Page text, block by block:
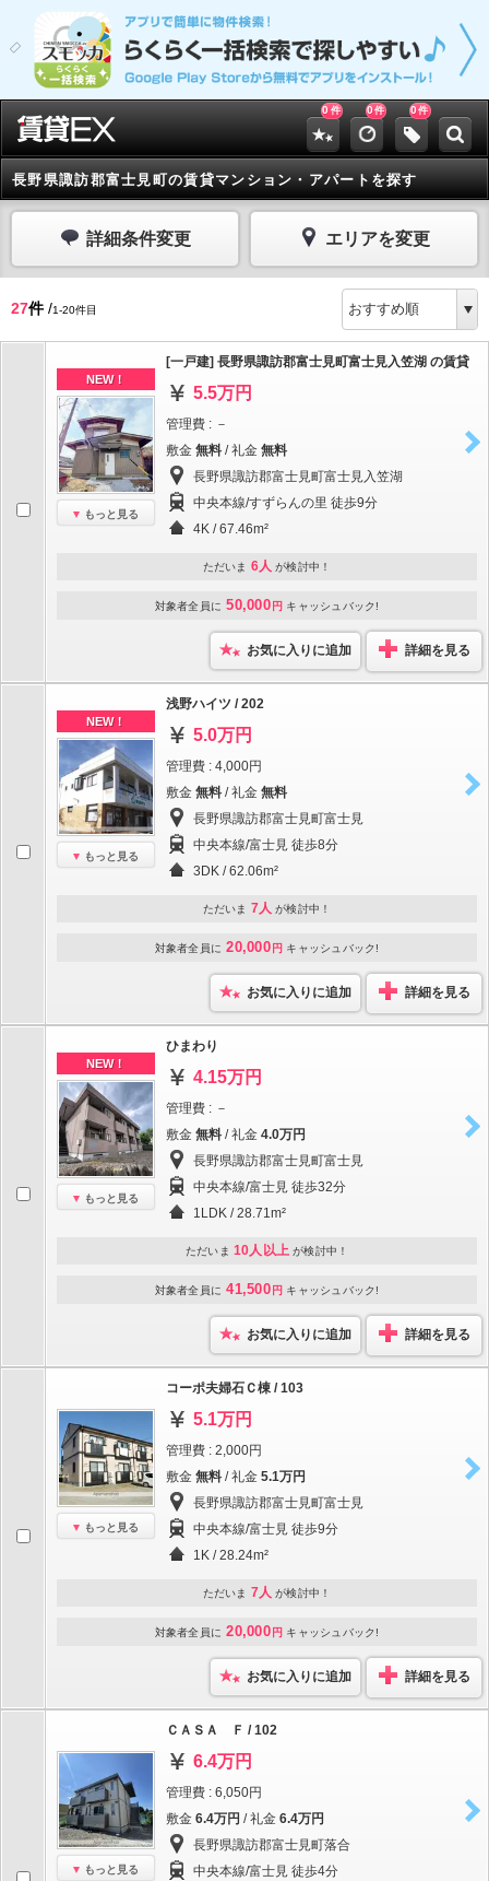
0 件 0件 0件
長野県諏訪郡富士見町の賃貸マンション・アパートを探す
詳細条件変更 エリアを変更
27件/1-20件目
NEW！
もっと見る
[一戸建] 長野県諏訪郡富士見町富士見入笠湖 の賃貸
5.5万円
管理費 : －
敷金 無料 / 礼金 無料
長野県諏訪郡富士見町富士見入笠湖
中央本線/すずらんの里 徒歩9分
4K / 67.46m²
ただいま 6人 が検討中！
対象者全員に 50,000 円 キャッシュバック!
お気に入りに追加 詳細を見る
NEW！
もっと見る
浅野ハイツ / 202
5.0万円
管理費 : 4,000円
敷金 無料 / 礼金 無料
長野県諏訪郡富士見町富士見
中央本線/富士見 徒歩8分
3DK / 62.06m²
ただいま 7人 が検討中！
対象者全員に 20,000 円 キャッシュバック!
お気に入りに追加 詳細を見る
NEW！
もっと見る
ひまわり
4.15万円
管理費 : －
敷金 無料 / 礼金 4.0万円
長野県諏訪郡富士見町富士見
中央本線/富士見 徒歩32分
1LDK / 28.71m²
ただいま 10人以上 が検討中！
対象者全員に 41,500 円 キャッシュバック!
お気に入りに追加 詳細を見る
もっと見る
コーポ夫婦石Ｃ棟 / 103
5.1万円
管理費 : 2,000円
敷金 無料 / 礼金 5.1万円
長野県諏訪郡富士見町富士見
中央本線/富士見 徒歩9分
1K / 28.24m²
ただいま 7人 が検討中！
対象者全員に 20,000 円 キャッシュバック!
お気に入りに追加 詳細を見る
もっと見る
ＣＡＳＡ Ｆ / 102
6.4万円
管理費 : 6,050円
敷金 6.4万円 / 礼金 6.4万円
長野県諏訪郡富士見町落合
中央本線/富士見 徒歩4分